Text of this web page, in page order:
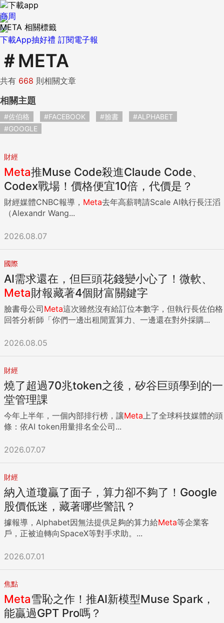
下載App抽好禮 訂閱電子報
商周
META 相關標籤
＃ META
共有 668 則相關文章
相關主題
#佐伯格 #FACEBOOK #臉書
#ALPHABET
#GOOGLE
財經
Meta推Muse Code殺進Claude Code、
Codex戰場！價格便宜10倍，代價是？
財經媒體CNBC報導， Meta去年高薪聘請Scale AI執行長汪滔
（Alexandr Wang...
2026.08.07
國際
AI需求還在，但巨頭花錢變小心了！微軟、
Meta財報藏著4個財富關鍵字
臉書母公司Meta這次雖然沒有給訂位本數字，但執行長佐伯格
回答分析師「你們一邊出租閒置算力、一邊還在對外採購...
2026.08.05
財經
燒了超過70兆token之後，矽谷巨頭學到的一
堂管理課
今年上半年，一個內部排行榜，讓Meta 上了全球科技媒體的頭
條：依AI token用量排名全公司...
2026.07.07
財經
納入道瓊贏了面子，算力卻不夠了！Google
股價低迷，藏著哪些警訊？
據報導，Alphabet因無法提供足夠的算力給Meta等企業客
戶，正被迫轉向SpaceX等對手求助。...
2026.07.01
焦點
Meta雪恥之作！推AI新模型Muse Spark，
能贏過GPT Pro嗎？